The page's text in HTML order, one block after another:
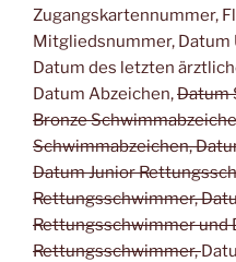
Zugangskartennummer,
Mitgliedsnummer,
Datum des letzten
Datum Abzeichen,Datum
Bronze
Schwimmabzeichen,
Datum Junior
Rettungsschwimmer,
Rettungsschwimmer und
Rettungsschwimmer,